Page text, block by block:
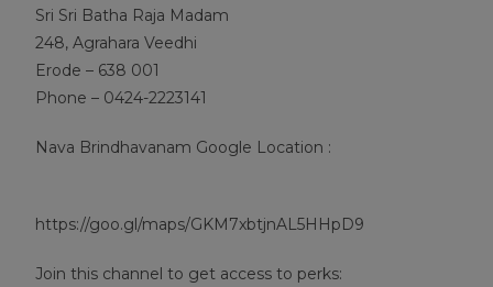
Sri Sri Batha Raja Madam
248, Agrahara Veedhi
Erode – 638 001
Phone – 0424-2223141
Nava Brindhavanam Google Location :
https://goo.gl/maps/GKM7xbtjnAL5HHpD9
Join this channel to get access to perks: